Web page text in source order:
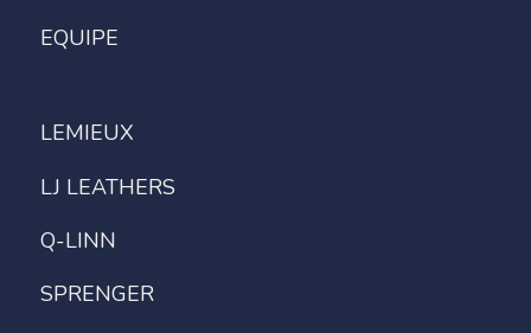
EQUIPE
LEMIEUX
LJ LEATHERS
Q-LINN
SPRENGER